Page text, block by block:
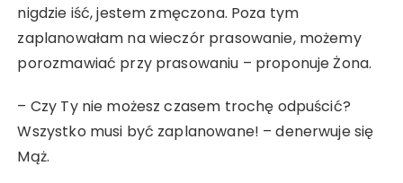
nigdzie iść, jestem zmęczona. Poza tym
zaplanowałam na wieczór prasowanie, możemy
porozmawiać przy prasowaniu – proponuje Żona.
– Czy Ty nie możesz czasem trochę odpuścić?
Wszystko musi być zaplanowane! – denerwuje się
Mąż.